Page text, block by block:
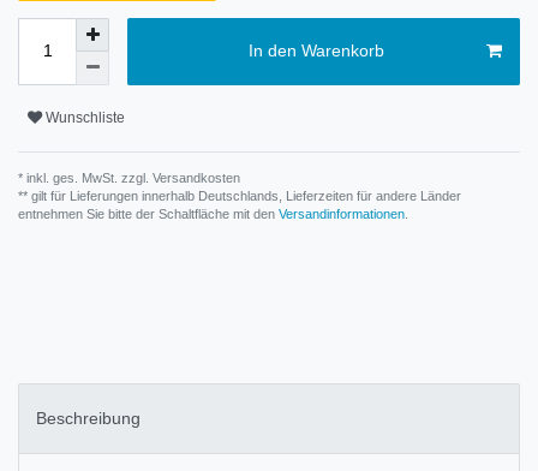
In den Warenkorb
Wunschliste
* inkl. ges. MwSt. zzgl. Versandkosten
** gilt für Lieferungen innerhalb Deutschlands, Lieferzeiten für andere Länder
entnehmen Sie bitte der Schaltfläche mit den Versandinformationen
Beschreibung